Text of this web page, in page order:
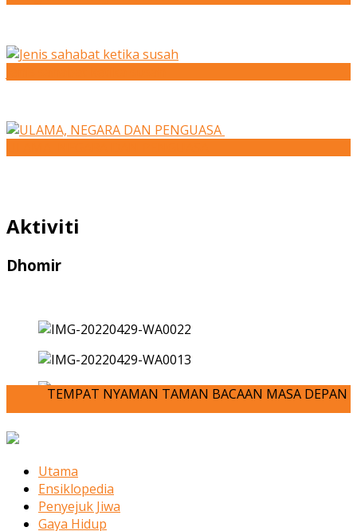
Aktiviti
Dhomir
TEMPAT NYAMAN TAMAN BACAAN MASA
Utama
Ensiklopedia
Penyejuk Jiwa
Gaya Hidup